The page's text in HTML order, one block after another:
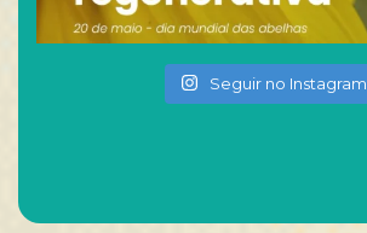
Seguir no Instagram